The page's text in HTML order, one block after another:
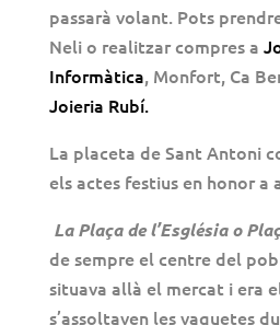
passarà volant. Pots
Neli o realitzar compres a
Informàtica, Monfort, Ca
Joieria Rubí.
La placeta de Sant Antoni
els actes festius en honor a
La Plaça de l’Església o
de sempre el centre del
situava allà el mercat i era
s’assoltaven les vaquetes